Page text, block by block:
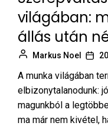
világában:
állás után
Markus Noel
A munka világában
elbizonytalanodunk:
magunkból a
ma már nem kivétel,